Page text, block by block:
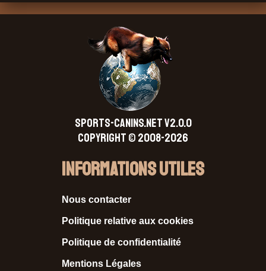
SPORTS-CANINS.NET V2.0.0
Copyright © 2008-2026
Informations Utiles
Nous contacter
Politique relative aux cookies
Politique de confidentialité
Mentions Légales